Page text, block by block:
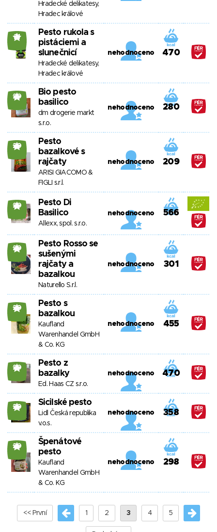
Hradecké delikatesy,
Hradec králové
21
Pesto rukola s
pistáciemi a
slunečnicí
Hradecké delikatesy,
Hradec králové
nehodnoceno 470
20
Bio pesto
basilico
dm drogerie markt
s.r.o.
nehodnoceno 280
20
Pesto
bazalkové s
rajčaty
ARISI GIACOMO &
FIGLI s.r.l.
nehodnoceno 209
20
Pesto Di
Basilico
Allexx, spol. s.r.o.
nehodnoceno 566
20
Pesto Rosso se
sušenými
rajčaty a
bazalkou
Naturello S.r.l.
nehodnoceno 301
20
Pesto s
bazalkou
Kaufland
Warenhandel GmbH
& Co. KG
nehodnoceno 455
20
Pesto z
bazalky
Ed. Haas CZ s.r.o.
nehodnoceno 470
20 Sicilské pesto
Lidl Česká republika
v.o.s.
nehodnoceno 358
20
Špenátové
pesto
Kaufland
Warenhandel GmbH
& Co. KG
nehodnoceno 298
<< První 1 2 3 4 5